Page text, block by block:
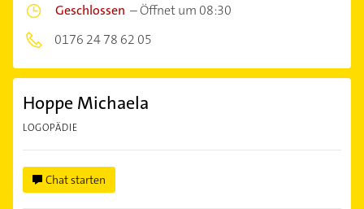
Geschlossen –Öffnet um 08:30
0176 24 78 62 05
Hoppe Michaela
LOGOPÄDIE
Chat starten